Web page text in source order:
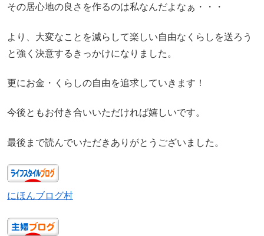
その居心地の良さを作るのは私なんだよなぁ・・・
より、大変なことを減らして楽しい自由なくらしを送ろう
と強く決意するきっかけになりました。
更にお金・くらしの自由を追求していきます！
今後ともお付き合いいただければ嬉しいです。
最後まで読んでいただきありがとうございました。
にほんブログ村